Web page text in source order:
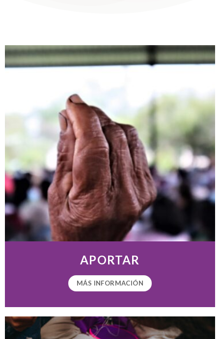
APORTAR
MÁS INFORMACIÓN